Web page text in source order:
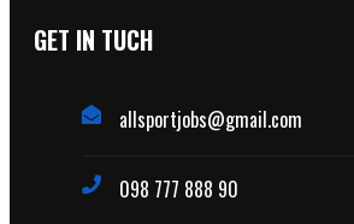
GET IN TUCH
allsportjobs@gmail.com
098 777 888 90